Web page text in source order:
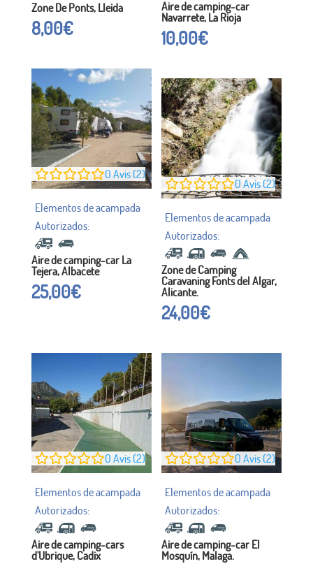
Zone De Ponts, Lleida
8,00€
Aire de camping-car
Navarrete, La Rioja
10,00€
0 Avis (2)
Aire de camping-car La
Tejera, Albacete
25,00€
0 Avis (2)
Zone de Camping
Caravaning Fonts del Algar,
Alicante.
24,00€
0 Avis (2)
Aire de camping-cars
d'Ubrique, Cadix
0 Avis (2)
Aire de camping-car El
Mosquín, Malaga.